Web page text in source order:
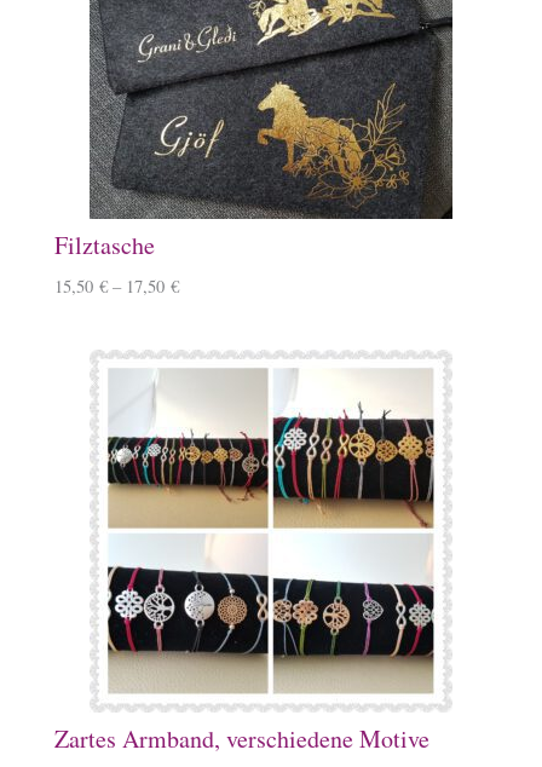
Filztasche
15,50 € – 17,50 €
Zartes Armband, verschiedene Motive